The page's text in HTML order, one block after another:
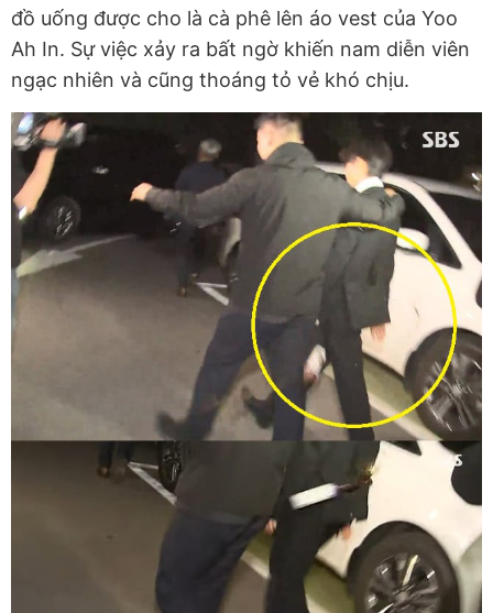
đồ uống được cho là cà phê lên áo vest của Yoo
Ah In. Sự việc xảy ra bất ngờ khiến nam diễn viên
ngạc nhiên và cũng thoáng tỏ vẻ khó chịu.